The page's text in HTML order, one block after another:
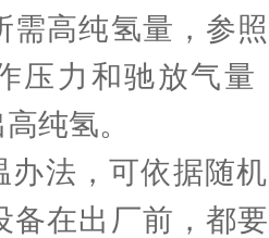
需高纯氢量，参
压力和驰放气量
纯氢。
，可依据随机
备在出厂前，都